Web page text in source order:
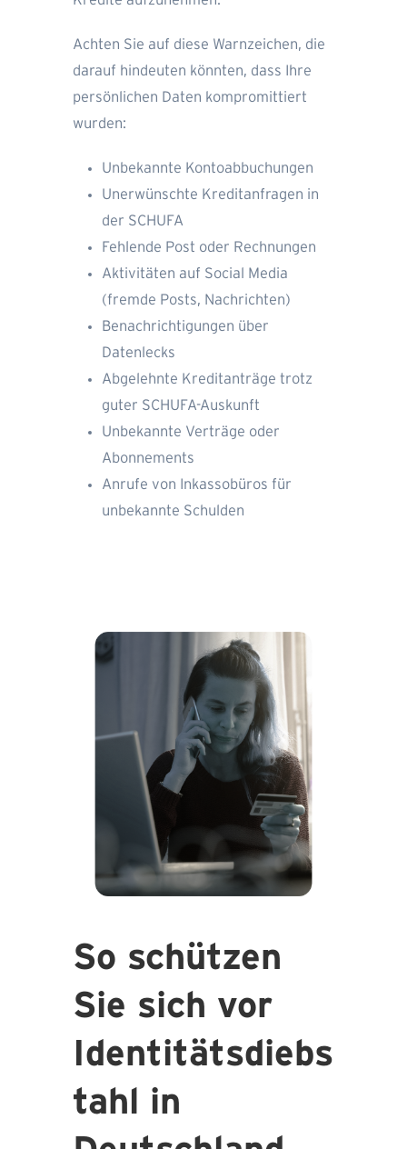
Achten Sie auf diese Warnzeichen, die
darauf hindeuten könnten, dass Ihre
persönlichen Daten kompromittiert
wurden:
Unbekannte Kontoabbuchungen
Unerwünschte Kreditanfragen in
der SCHUFA
Fehlende Post oder Rechnungen
Aktivitäten auf Social Media
(fremde Posts, Nachrichten)
Benachrichtigungen über
Datenlecks
Abgelehnte Kreditanträge trotz
guter SCHUFA-Auskunft
Unbekannte Verträge oder
Abonnements
Anrufe von Inkassobüros für
unbekannte Schulden
So schützen
Sie sich vor
Identitätsdiebs
tahl in